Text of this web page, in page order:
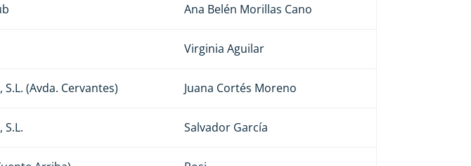
Ana Belén Morillas Cano
Virginia Aguilar
(Avda. Cervantes) Juana Cortés Moreno
Salvador García